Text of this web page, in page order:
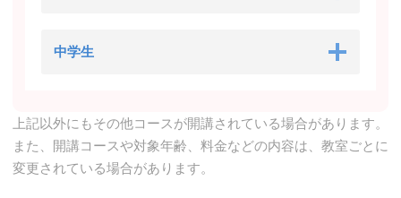
中学生
上記以外にもその他コースが開講されている場合があります。
また、開講コースや対象年齢、料金などの内容は、教室ごとに
変更されている場合があります。